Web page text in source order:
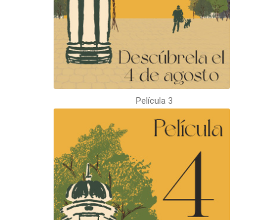
Película 3